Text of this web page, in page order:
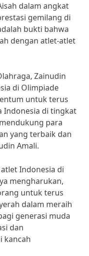
dalam angkat
gemilang di
bukti bahwa
dengan atlet-atlet
Zainudin
di Olimpiade
untuk terus
Indonesia di tingkat
para
yang terbaik dan
Amali.
Indonesia di
mengharukan,
untuk terus
dalam meraih
generasi muda
dan
kancah